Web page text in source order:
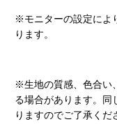
※モニターの設定によ
ります。
※生地の質感、色合い
る場合があります。同
りますのでご了承くだ